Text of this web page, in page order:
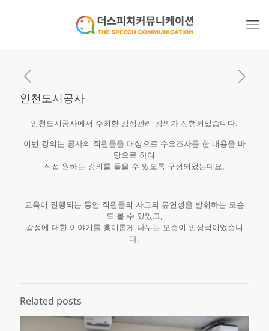
인천도시공사
인천도시공사에서 주최한 감정관리 강의가 진행되었습니다.​
이번 강의는 공사의 직원들을 대상으로 수요조사를 한 내용을 바
탕으로 하여
직접 원하는 강의를 들을 수 있도록 구성되었는데요,​
교육이 진행되는 동안 직원들의 사고의 유연성을 발휘하는 모습
도 볼 수 있었고,
감정에 대한 이야기를 흥미롭게 나누는 모습이 인상적이었습니
다.​
Related posts